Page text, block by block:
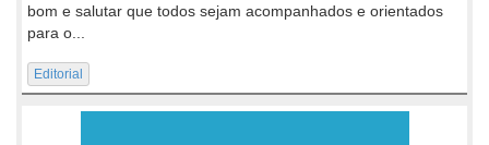
bom e salutar que todos sejam acompanhados e orientados
para o...
Editorial